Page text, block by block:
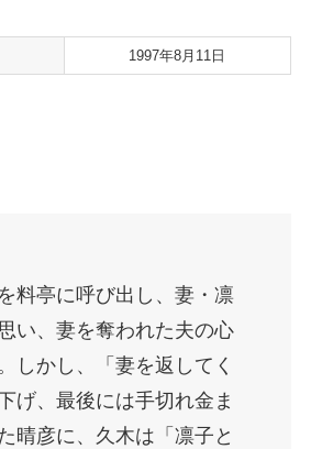
1997年8月11日
料亭に呼び出し、妻・凛
い、妻を奪われた夫の心
しかし、「妻を返してく
げ、最後には手切れ金ま
晴彦に、久木は「凛子と